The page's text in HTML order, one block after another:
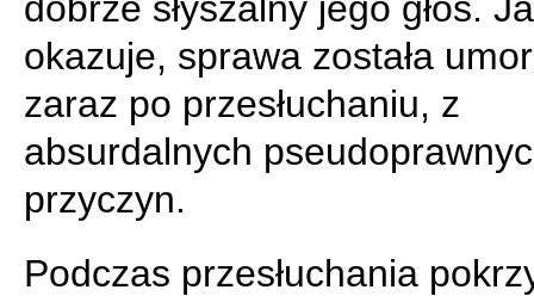
okazuje, sprawa została
zaraz po przesłuchaniu, z
absurdalnych
przyczyn.
Podczas przesłuchania